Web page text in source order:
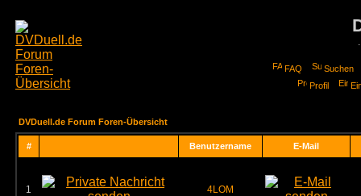
FAQ
Suchen
Profil
DVDuell.de Forum Foren-Übersicht
# Benutzername E-Mail
1 4LOM